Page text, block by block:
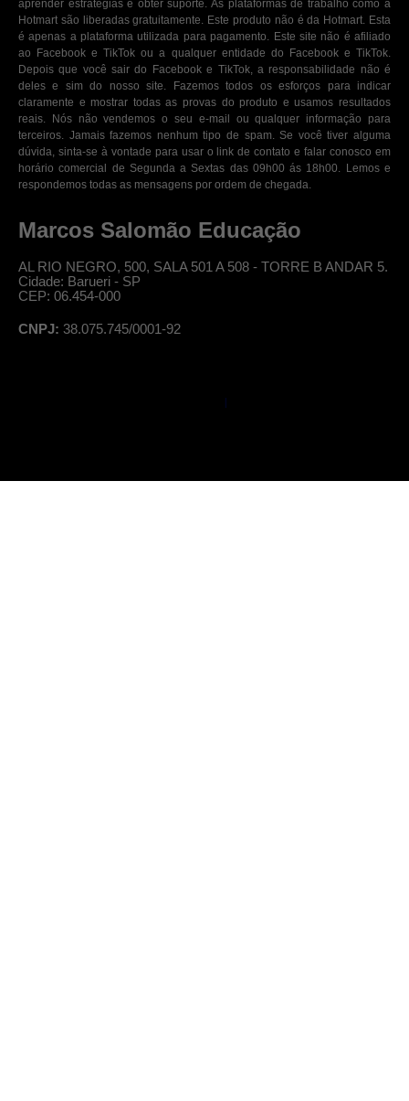
aprender estratégias e obter suporte. As plataformas de trabalho como a
Hotmart são liberadas gratuitamente. Este produto não é da Hotmart. Esta
é apenas a plataforma utilizada para pagamento. Este site não é afiliado
ao Facebook e TikTok ou a qualquer entidade do Facebook e TikTok.
Depois que você sair do Facebook e TikTok, a responsabilidade não é
deles e sim do nosso site. Fazemos todos os esforços para indicar
claramente e mostrar todas as provas do produto e usamos resultados
reais. Nós não vendemos o seu e-mail ou qualquer informação para
terceiros. Jamais fazemos nenhum tipo de spam. Se você tiver alguma
dúvida, sinta-se à vontade para usar o link de contato e falar conosco em
horário comercial de Segunda a Sextas das 09h00 ás 18h00. Lemos e
respondemos todas as mensagens por ordem de chegada.
Marcos Salomão Educação
AL RIO NEGRO, 500, SALA 501 A 508 - TORRE B ANDAR 5.
Cidade: Barueri - SP
CEP: 06.454-000
CNPJ: 38.075.745/0001-92
|